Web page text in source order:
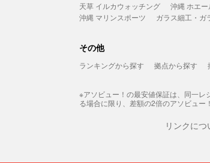
天草 イルカウォッチング
沖縄 ホエ
沖縄 マリンスポーツ
ガラス細工・ガ
その他
ランキングから探す 拠点から探す
※アソビュー！の最安値保証は、同一
る場合に限り、差額の2倍のアソビュー
リンクにつ